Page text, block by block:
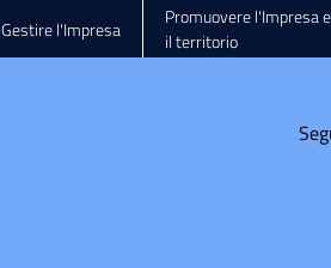
Gestire l'Impresa
Promuovere l'Impresa e
il territorio